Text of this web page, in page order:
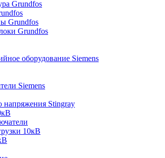
Grundfos
Grundfos
Grundfos
оборудование Siemens
Siemens
напряжения Stingray
10кВ